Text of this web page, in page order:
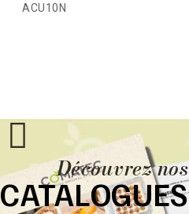
ACU10N
Découvrez nos
CATALOGUES